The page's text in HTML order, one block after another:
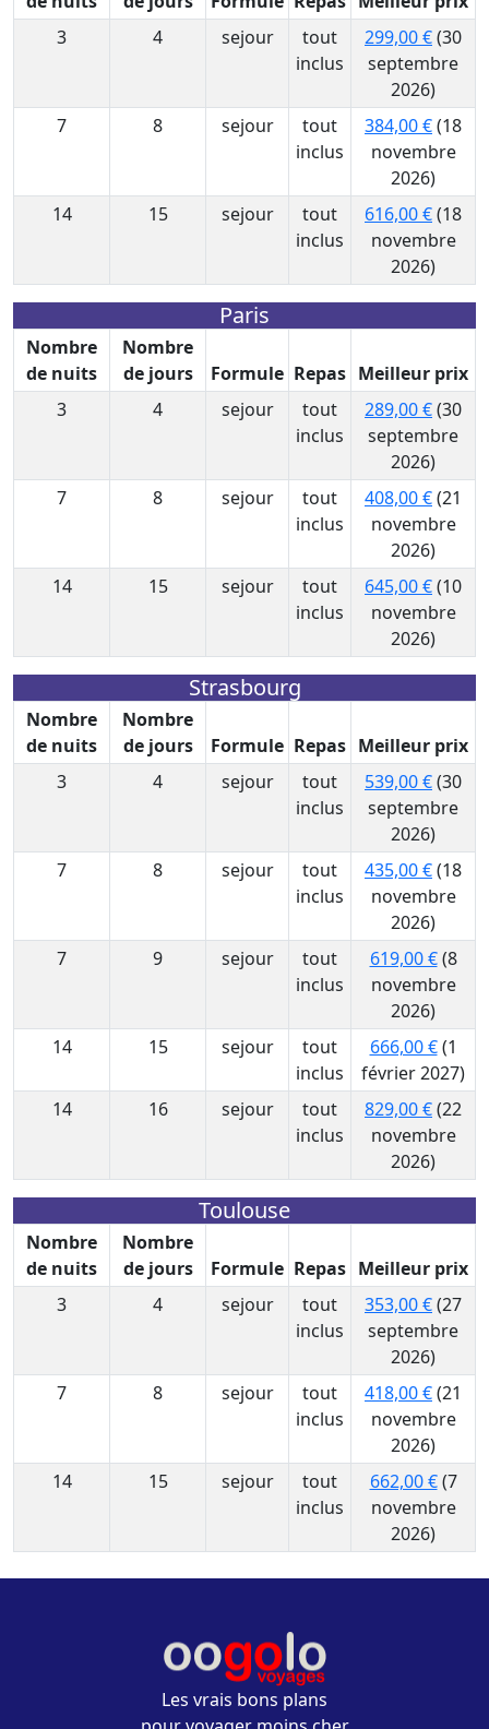
3
4 sejour
tout
inclus
299,00 €(30
septembre
2026)
7
8 sejour
tout
inclus
384,00 €(18
novembre
2026)
14
15 sejour
tout
inclus
616,00 €(18
novembre
2026)
Paris
Nombre
de nuits
Nombre
de jours
Formule Repas Meilleur prix
3
4 sejour
tout
inclus
289,00 €(30
septembre
2026)
7
8 sejour
tout
inclus
408,00 €(21
novembre
2026)
14
15 sejour
tout
inclus
645,00 €(10
novembre
2026)
Strasbourg
Nombre
de nuits
Nombre
de jours
Formule Repas Meilleur prix
3
4 sejour
tout
inclus
539,00 €(30
septembre
2026)
7
8 sejour
tout
inclus
435,00 €(18
novembre
2026)
7
9 sejour
tout
inclus
619,00 €(8
novembre
2026)
14
15 sejour
tout
inclus
666,00 €(1
février 2027)
14
16 sejour
tout
inclus
829,00 €(22
novembre
2026)
Toulouse
Nombre
de nuits
Nombre
de jours
Formule Repas Meilleur prix
3
4 sejour
tout
inclus
353,00 €(27
septembre
2026)
7
8 sejour
tout
inclus
418,00 €(21
novembre
2026)
14
15 sejour
tout
inclus
662,00 €(7
novembre
2026)
Les vrais bons plans